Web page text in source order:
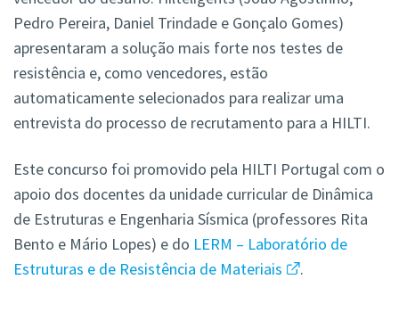
Pedro Pereira, Daniel Trindade e Gonçalo Gomes)
apresentaram a solução mais forte nos testes de
resistência e, como vencedores, estão
automaticamente selecionados para realizar uma
entrevista do processo de recrutamento para a HILTI.
Este concurso foi promovido pela HILTI Portugal com o
apoio dos docentes da unidade curricular de Dinâmica
de Estruturas e Engenharia Sísmica (professores Rita
Bento e Mário Lopes) e do LERM – Laboratório de
Estruturas e de Resistência de Materiais
.